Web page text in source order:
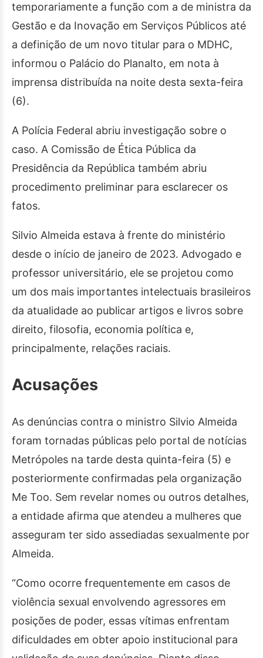
temporariamente a função com a de ministra da
Gestão e da Inovação em Serviços Públicos até
a definição de um novo titular para o MDHC,
informou o Palácio do Planalto, em nota à
imprensa distribuída na noite desta sexta-feira
(6).
A Polícia Federal abriu investigação sobre o
caso. A Comissão de Ética Pública da
Presidência da República também abriu
procedimento preliminar para esclarecer os
fatos.
Silvio Almeida estava à frente do ministério
desde o início de janeiro de 2023. Advogado e
professor universitário, ele se projetou como
um dos mais importantes intelectuais brasileiros
da atualidade ao publicar artigos e livros sobre
direito, filosofia, economia política e,
principalmente, relações raciais.
Acusações
As denúncias contra o ministro Silvio Almeida
foram tornadas públicas pelo portal de notícias
Metrópoles na tarde desta quinta-feira (5) e
posteriormente confirmadas pela organização
Me Too. Sem revelar nomes ou outros detalhes,
a entidade afirma que atendeu a mulheres que
asseguram ter sido assediadas sexualmente por
Almeida.
“Como ocorre frequentemente em casos de
violência sexual envolvendo agressores em
posições de poder, essas vítimas enfrentam
dificuldades em obter apoio institucional para